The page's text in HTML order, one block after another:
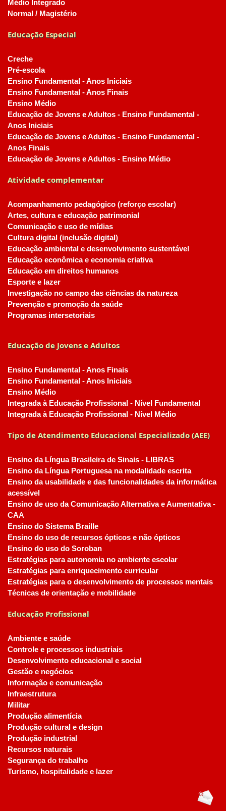
Médio Integrado
Normal / Magistério
Educação Especial
Creche
Pré-escola
Ensino Fundamental - Anos Iniciais
Ensino Fundamental - Anos Finais
Ensino Médio
Educação de Jovens e Adultos - Ensino Fundamental -
Anos Iniciais
Educação de Jovens e Adultos - Ensino Fundamental -
Anos Finais
Educação de Jovens e Adultos - Ensino Médio
Atividade complementar
Acompanhamento pedagógico (reforço escolar)
Artes, cultura e educação patrimonial
Comunicação e uso de mídias
Cultura digital (inclusão digital)
Educação ambiental e desenvolvimento sustentável
Educação econômica e economia criativa
Educação em direitos humanos
Esporte e lazer
Investigação no campo das ciências da natureza
Prevenção e promoção da saúde
Programas intersetoriais
Educação de Jovens e Adultos
Ensino Fundamental - Anos Finais
Ensino Fundamental - Anos Iniciais
Ensino Médio
Integrada à Educação Profissional - Nível Fundamental
Integrada à Educação Profissional - Nível Médio
Tipo de Atendimento Educacional Especializado (AEE)
Ensino da Língua Brasileira de Sinais - LIBRAS
Ensino da Língua Portuguesa na modalidade escrita
Ensino da usabilidade e das funcionalidades da informática
acessível
Ensino de uso da Comunicação Alternativa e Aumentativa -
CAA
Ensino do Sistema Braille
Ensino do uso de recursos ópticos e não ópticos
Ensino do uso do Soroban
Estratégias para autonomia no ambiente escolar
Estratégias para enriquecimento curricular
Estratégias para o desenvolvimento de processos mentais
Técnicas de orientação e mobilidade
Educação Profissional
Ambiente e saúde
Controle e processos industriais
Desenvolvimento educacional e social
Gestão e negócios
Informação e comunicação
Infraestrutura
Militar
Produção alimentícia
Produção cultural e design
Produção industrial
Recursos naturais
Segurança do trabalho
Turismo, hospitalidade e lazer